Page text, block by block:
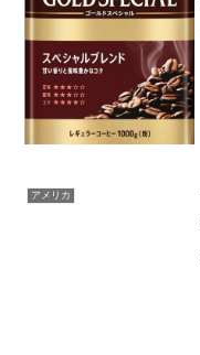
アメリカ